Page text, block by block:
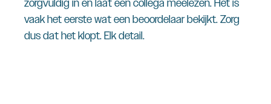
zorgvuldig in en laat een collega meelezen. Het is
vaak het eerste wat een beoordelaar bekijkt. Zorg
dus dat het klopt. Elk detail.